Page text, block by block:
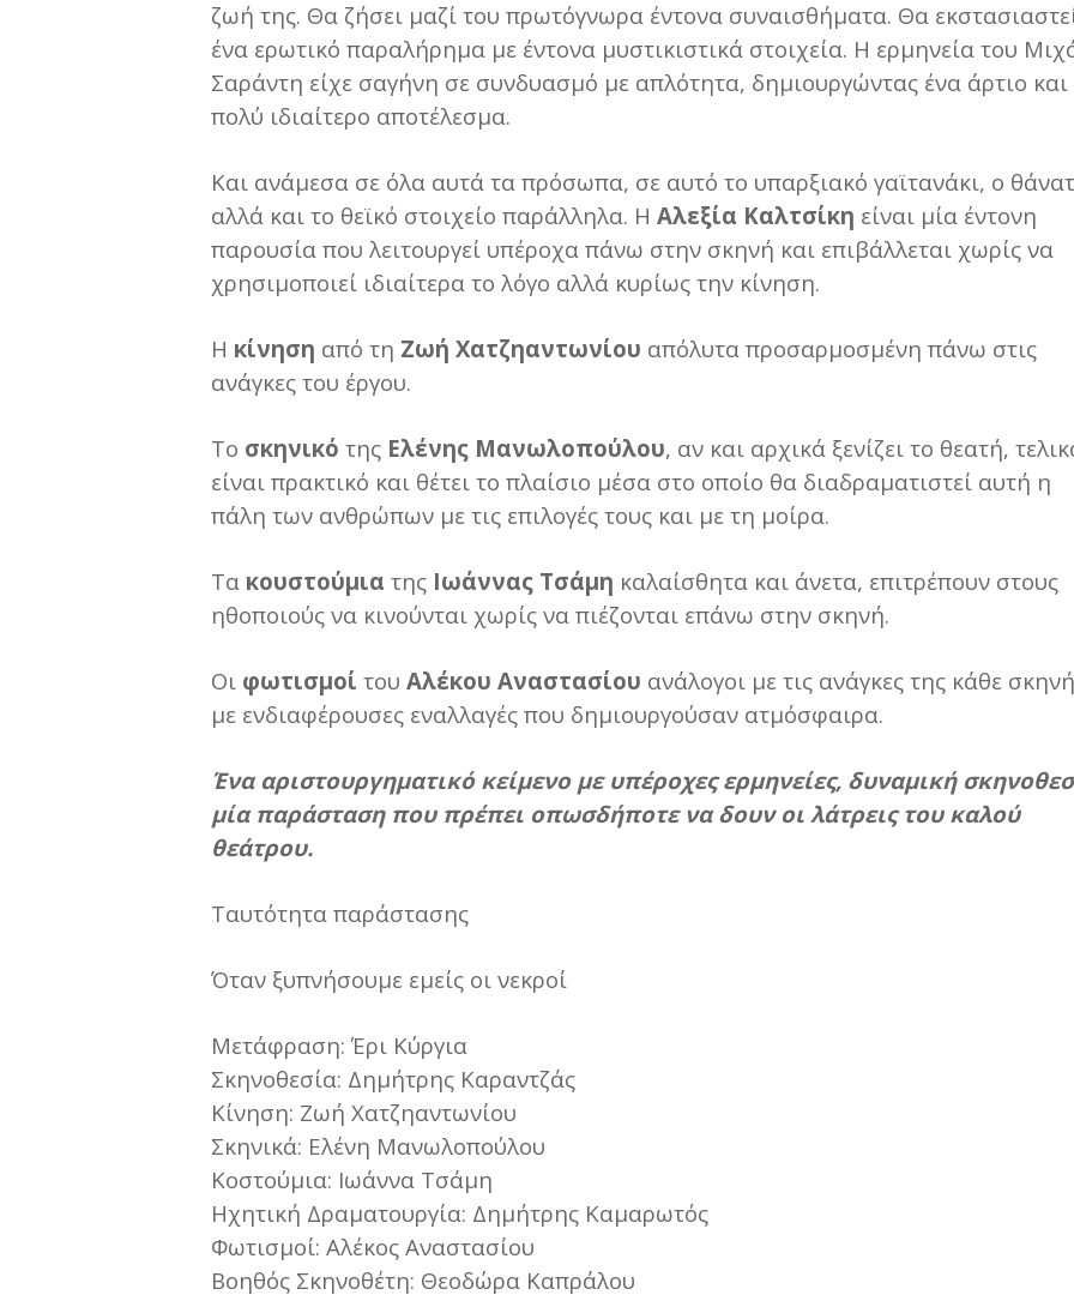
ζωή της. Θα ζήσει μαζί του πρωτόγνωρα έντονα συναισθήματα. Θα
ένα ερωτικό παραλήρημα με έντονα μυστικιστικά στοιχεία. Η ερμηνεία του
Σαράντη είχε σαγήνη σε συνδυασμό με απλότητα, δημιουργώντας ένα άρτιο και
πολύ ιδιαίτερο αποτέλεσμα.
Και ανάμεσα σε όλα αυτά τα πρόσωπα, σε αυτό το υπαρξιακό γαϊτανάκι, ο
αλλά και το θεϊκό στοιχείο παράλληλα. Η Αλεξία Καλτσίκη είναι μία έντονη
παρουσία που λειτουργεί υπέροχα πάνω στην σκηνή και επιβάλλεται χωρίς να
χρησιμοποιεί ιδιαίτερα το λόγο αλλά κυρίως την κίνηση.
Η κίνηση από τη Ζωή Χατζηαντωνίου απόλυτα προσαρμοσμένη πάνω στις
ανάγκες του έργου.
Το σκηνικό της Ελένης Μανωλοπούλου, αν και αρχικά ξενίζει το θεατή,
είναι πρακτικό και θέτει το πλαίσιο μέσα στο οποίο θα διαδραματιστεί αυτή η
πάλη των ανθρώπων με τις επιλογές τους και με τη μοίρα.
Τα κουστούμια της Ιωάννας Τσάμη καλαίσθητα και άνετα, επιτρέπουν στους
ηθοποιούς να κινούνται χωρίς να πιέζονται επάνω στην σκηνή.
Οι φωτισμοί του Αλέκου Αναστασίου ανάλογοι με τις ανάγκες της κάθε
με ενδιαφέρουσες εναλλαγές που δημιουργούσαν ατμόσφαιρα.
Ένα αριστουργηματικό κείμενο με υπέροχες ερμηνείες, δυναμική
μία παράσταση που πρέπει οπωσδήποτε να δουν οι λάτρεις του καλού
θεάτρου.
Ταυτότητα παράστασης
Όταν ξυπνήσουμε εμείς οι νεκροί
Μετάφραση: Έρι Κύργια
Σκηνοθεσία: Δημήτρης Καραντζάς
Κίνηση: Ζωή Χατζηαντωνίου
Σκηνικά: Ελένη Μανωλοπούλου
Κοστούμια: Ιωάννα Τσάμη
Ηχητική Δραματουργία: Δημήτρης Καμαρωτός
Φωτισμοί: Αλέκος Αναστασίου
Βοηθός Σκηνοθέτη: Θεοδώρα Καπράλου